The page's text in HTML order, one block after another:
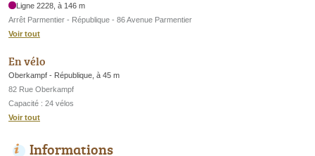
Ligne 2228, à 146 m
Arrêt Parmentier - République - 86 Avenue Parmentier
Voir tout
En vélo
Oberkampf - République, à 45 m
82 Rue Oberkampf
Capacité : 24 vélos
Voir tout
Informations